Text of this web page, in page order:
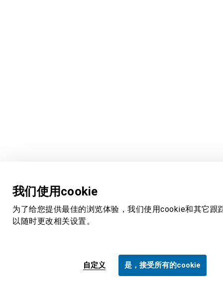
我们使用cookie
为了给您提供最佳的浏览体验，我们使用cookie和其它跟
以随时更改相关设置。
是，接受所有的cookie
自定义